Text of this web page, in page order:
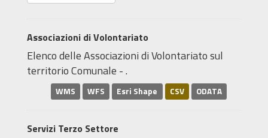
Associazioni di Volontariato
Elenco delle Associazioni di Volontariato sul
territorio Comunale - .
WMS WFS Esri Shape CSV ODATA
Servizi Terzo Settore